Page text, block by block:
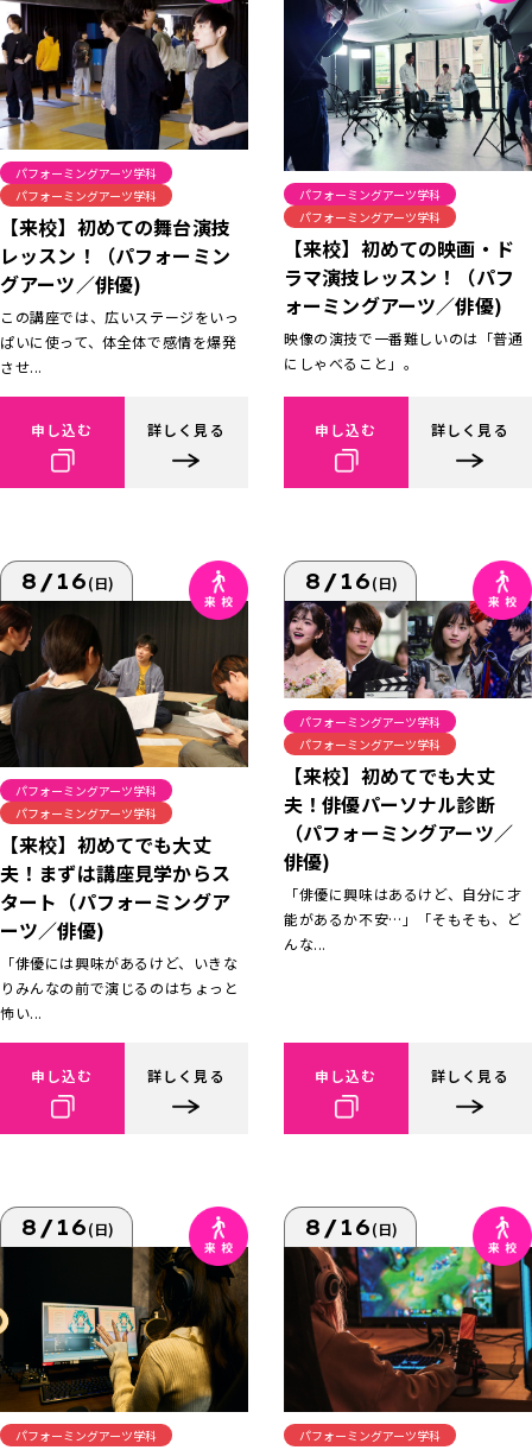
パフォーミングアーツ学科
パフォーミングアーツ学科
【来校】初めての舞台演技
レッスン！（パフォーミン
グアーツ／俳優)
この講座では、広いステージをいっ
ぱいに使って、体全体で感情を爆発
させ...
申し込む 詳しく見る
パフォーミングアーツ学科
パフォーミングアーツ学科
【来校】初めての映画・ド
ラマ演技レッスン！（パフ
ォーミングアーツ／俳優)
映像の演技で一番難しいのは「普通
にしゃべること」。
申し込む 詳しく見る
8/16(日)
パフォーミングアーツ学科
パフォーミングアーツ学科
【来校】初めてでも大丈
夫！まずは講座見学からス
タート（パフォーミングア
ーツ／俳優)
「俳優には興味があるけど、いきな
りみんなの前で演じるのはちょっと
怖い...
申し込む 詳しく見る
8/16(日)
パフォーミングアーツ学科
パフォーミングアーツ学科
【来校】初めてでも大丈
夫！俳優パーソナル診断
（パフォーミングアーツ／
俳優)
「俳優に興味はあるけど、自分に才
能があるか不安…」「そもそも、ど
んな...
申し込む 詳しく見る
8/16(日)
パフォーミングアーツ学科
8/16(日)
パフォーミングアーツ学科